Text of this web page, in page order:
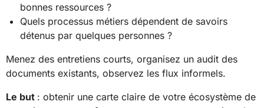
bonnes ressources ?
Quels processus métiers dépendent de savoirs
détenus par quelques personnes ?
Menez des entretiens courts, organisez un audit des
documents existants, observez les flux informels.
Le but : obtenir une carte claire de votre écosystème de